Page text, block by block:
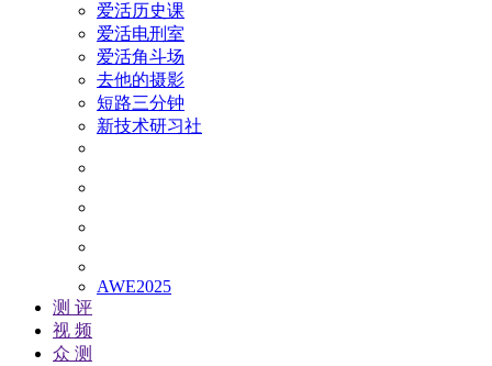
爱活历史课
爱活电刑室
爱活角斗场
去他的摄影
短路三分钟
新技术研习社
AWE2025
测 评
视 频
众 测